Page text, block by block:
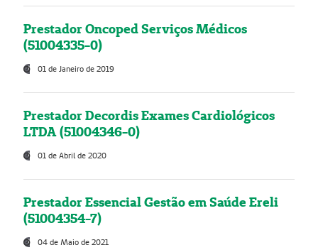
Prestador Oncoped Serviços Médicos
(51004335-0)
01 de Janeiro de 2019
Prestador Decordis Exames Cardiológicos
LTDA (51004346-0)
01 de Abril de 2020
Prestador Essencial Gestão em Saúde Ereli
(51004354-7)
04 de Maio de 2021